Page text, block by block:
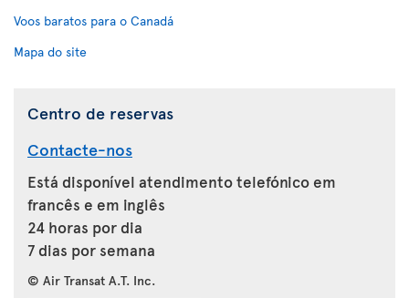
Voos baratos para o Canadá
Mapa do site
Centro de reservas
Contacte-nos
Está disponível atendimento telefónico em
francês e em inglês
24 horas por dia
7 dias por semana
© Air Transat A.T. Inc.